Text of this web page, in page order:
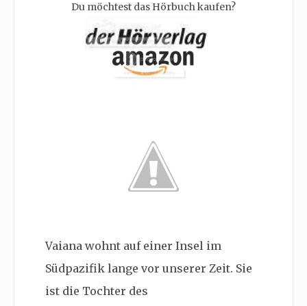
Du möchtest das Hörbuch kaufen?
Vaiana wohnt auf einer Insel im
Südpazifik lange vor unserer Zeit. Sie
ist die Tochter des